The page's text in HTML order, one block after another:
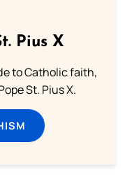
Pius X
to Catholic faith,
St. Pius X.